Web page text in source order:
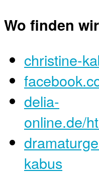
Wo finden
christine-
delia-
online.de/
kabus